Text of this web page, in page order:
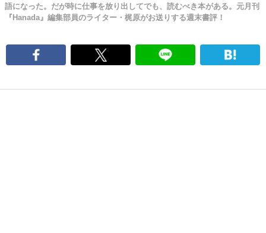
語になった。だが時に仕事を放り出してでも、読むべき本がある。元月刊
『Hanada』編集部員のライター・梶原がお送りする週末書評！